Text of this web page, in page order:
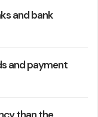
and bank
and payment